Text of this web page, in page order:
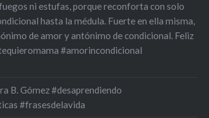
ni estufas, porque reconforta con solo
hasta la médula. Fuerte en ella misma,
de amor y antónimo de condicional. Feliz
#amorincondicional
B. Gómez #desaprendiendo
#frasesdelavida